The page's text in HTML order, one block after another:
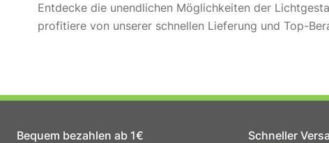
Entdecke die unendlichen Möglichkeiten der
profitiere von unserer schnellen Lieferung und Top-
Bequem bezahlen ab 1€ Schneller